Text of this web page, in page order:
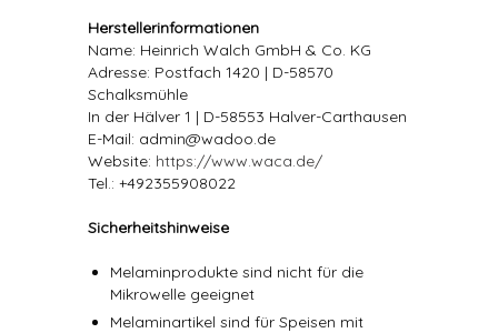
Herstellerinformationen
Name: Heinrich Walch GmbH & Co. KG
Adresse: Postfach 1420 | D-58570
Schalksmühle
In der Hälver 1 | D-58553 Halver-Carthausen
E-Mail: admin@wadoo.de
Website: https://www.waca.de/
Tel.: +492355908022
Sicherheitshinweise
Melaminprodukte sind nicht für die
Mikrowelle geeignet
Melaminartikel sind für Speisen mit